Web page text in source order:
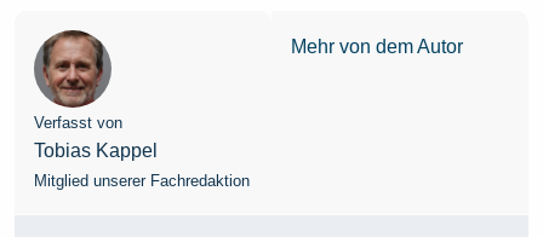
Verfasst von
Tobias Kappel
Mitglied unserer Fachredaktion
Mehr von dem Autor